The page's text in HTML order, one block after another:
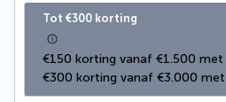
Tot €300 korting
€150 korting vanaf €1.500 met
€300 korting vanaf €3.000 met